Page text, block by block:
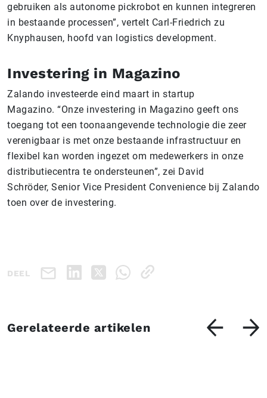
gebruiken als autonome pickrobot en kunnen integreren
in bestaande processen”, vertelt Carl-Friedrich zu
Knyphausen, hoofd van logistics development.
Investering in Magazino
Zalando investeerde eind maart in startup
Magazino. “Onze investering in Magazino geeft ons
toegang tot een toonaangevende technologie die zeer
verenigbaar is met onze bestaande infrastructuur en
flexibel kan worden ingezet om medewerkers in onze
distributiecentra te ondersteunen”, zei David
Schröder, Senior Vice President Convenience bij Zalando
toen over de investering.
DEEL
Gerelateerde artikelen